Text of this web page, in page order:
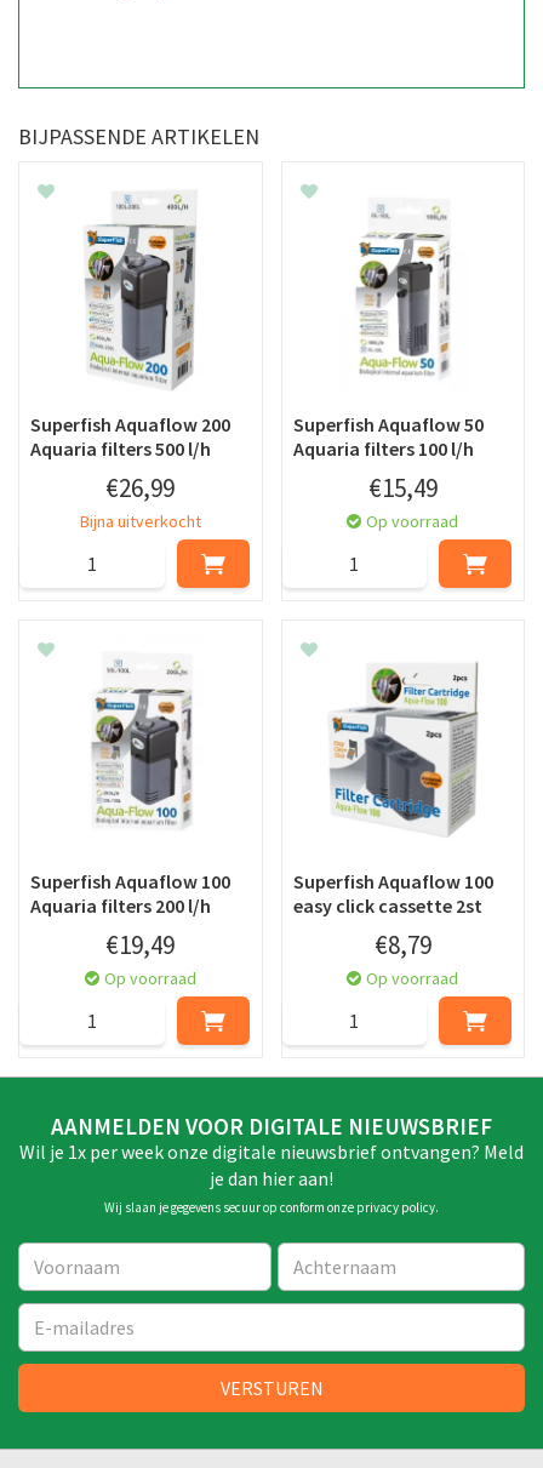
BIJPASSENDE ARTIKELEN
Superfish Aquaflow 200
Aquaria filters 500 l/h
€26,99
Bijna uitverkocht
Superfish Aquaflow 50
Aquaria filters 100 l/h
€15,49
Op voorraad
Superfish Aquaflow 100
Aquaria filters 200 l/h
€19,49
Op voorraad
Superfish Aquaflow 100
easy click cassette 2st
€8,79
Op voorraad
AANMELDEN VOOR DIGITALE NIEUWSBRIEF
Wil je 1x per week onze digitale nieuwsbrief ontvangen? Meld
je dan hier aan!
Wij slaan je gegevens secuur op conform onze privacy policy.